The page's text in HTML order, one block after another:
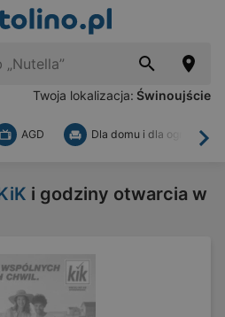
Twoja lokalizacja: Świnoujście
AGD Dla domu i dla ogrodu
i godziny otwarcia w